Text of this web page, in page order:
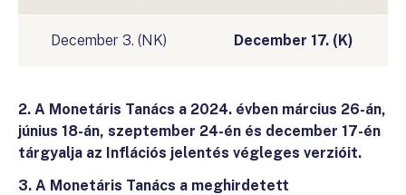
December 3. (NK) December 17. (K)
2. A Monetáris Tanács a 2024. évben március 26-án,
június 18-án, szeptember 24-én és december 17-én
tárgyalja az Inflációs jelentés végleges verzióit.
3. A Monetáris Tanács a meghirdetett